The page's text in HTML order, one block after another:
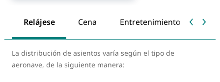
Relájese Cena Entretenimiento
La distribución de asientos varía según el tipo de
aeronave, de la siguiente manera: